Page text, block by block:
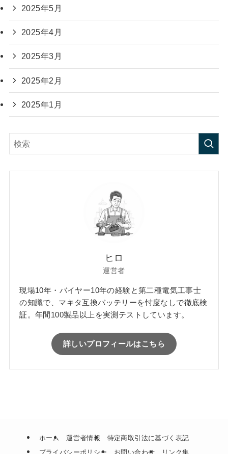
2025年5月
2025年4月
2025年3月
2025年2月
2025年1月
ヒロ
運営者
現場10年・バイヤー10年の経験と第二種電気工事士
の知識で、マキタ互換バッテリーを忖度なしで徹底検
証。年間100製品以上を実測テストしています。
詳しいプロフィールはこちら
ホーム 運営者情報
特定商取引法に基づく表記
プライバシーポリシー
お問い合わせ リンク集